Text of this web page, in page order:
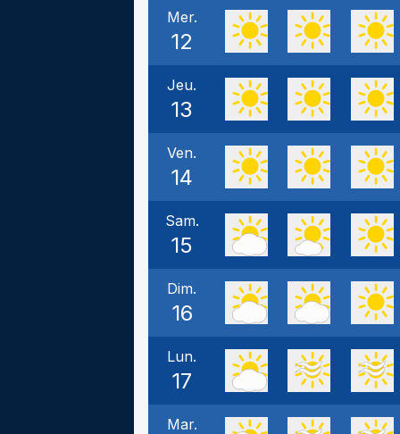
Mer.
12
Jeu.
13
Ven.
14
Sam.
15
Dim.
16
Lun.
17
Mar.